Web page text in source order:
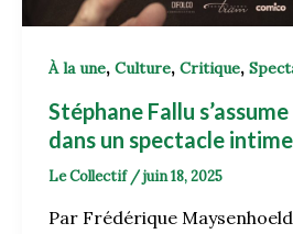
À la une, Culture, Critique,
Stéphane Fallu
dans un spectacle
Le Collectif /juin 18, 2025
Par Frédérique